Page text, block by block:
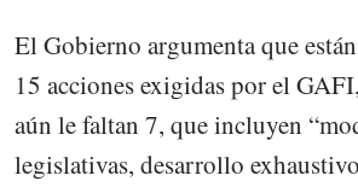
El Gobierno argumenta que
15 acciones exigidas por el
aún le faltan 7, que incluyen
legislativas, desarrollo